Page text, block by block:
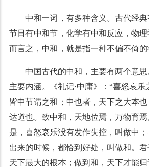
中和一词，有多种含义。古代经
节日有中和节，化学有中和反应，物
而言之，中和，就是指一种不偏不倚的
中国古代的中和，主要有两个意
主要内涵。《礼记·中庸》：“喜怒哀
皆中节谓之和；中也者，天下之大本
达道也。致中和，天地位焉，万物育
是，喜怒哀乐没有发作失控，叫做中
出来的时候，都恰到好处，叫做和。
天下最大的根本；做到和，天下才能